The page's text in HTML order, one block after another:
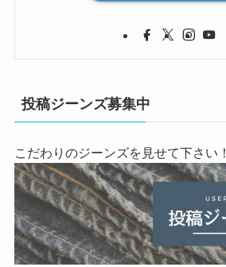
投稿ジーンズ募集中
こだわりのジーンズを見せて下さい！